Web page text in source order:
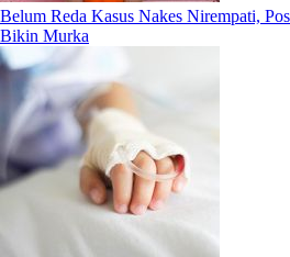
Belum Reda Kasus Nakes Nirempati,
Bikin Murka